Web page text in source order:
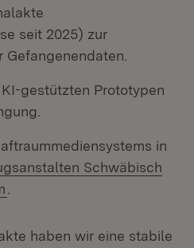
seit 2025) zur
gestützten Prototypen
in
Schwäbisch
Fenster)
haben wir eine stabile